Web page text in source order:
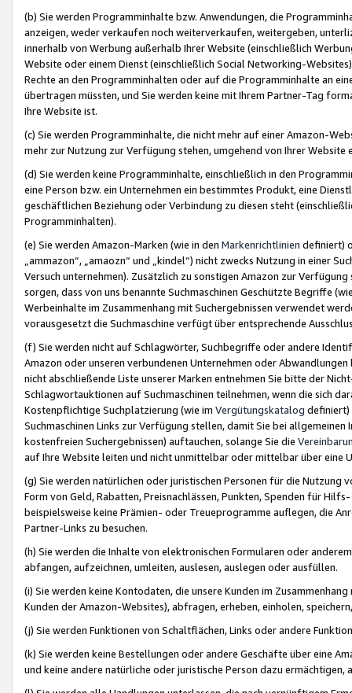
(b) Sie werden Programminhalte bzw. Anwendungen, die
anzeigen, weder verkaufen noch weiterverkaufen, weitergeben,
innerhalb von Werbung außerhalb Ihrer Website (einschließlich
Website oder einem Dienst (einschließlich Social Networking-
Rechte an den Programminhalten oder auf die Programminhalte an
übertragen müssten, und Sie werden keine mit Ihrem Partner-Tag
Ihre Website ist.
(c) Sie werden Programminhalte, die nicht mehr auf einer Amazon-
mehr zur Nutzung zur Verfügung stehen, umgehend von Ihrer
(d) Sie werden keine Programminhalte, einschließlich in den
eine Person bzw. ein Unternehmen ein bestimmtes Produkt, eine
geschäftlichen Beziehung oder Verbindung zu diesen steht
Programminhalten).
(e) Sie werden Amazon-Marken (wie in den Markenrichtlinien definiert)
„ammazon“, „amaozn“ und „kindel“) nicht zwecks Nutzung in einer
Versuch unternehmen). Zusätzlich zu sonstigen Amazon zur
sorgen, dass von uns benannte Suchmaschinen Geschützte Begriffe
Werbeinhalte im Zusammenhang mit Suchergebnissen verwendet
vorausgesetzt die Suchmaschine verfügt über entsprechende
(f) Sie werden nicht auf Schlagwörter, Suchbegriffe oder andere
Amazon oder unseren verbundenen Unternehmen oder
nicht abschließende Liste unserer Marken entnehmen Sie bitte der
Schlagwortauktionen auf Suchmaschinen teilnehmen, wenn die sich
Kostenpflichtige Suchplatzierung (wie im Vergütungskatalog definiert)
Suchmaschinen Links zur Verfügung stellen, damit Sie bei
kostenfreien Suchergebnissen) auftauchen, solange Sie die
auf Ihre Website leiten und nicht unmittelbar oder mittelbar über eine
(g) Sie werden natürlichen oder juristischen Personen für die Nutzung
Form von Geld, Rabatten, Preisnachlässen, Punkten, Spenden für
beispielsweise keine Prämien- oder Treueprogramme auflegen, die
Partner-Links zu besuchen.
(h) Sie werden die Inhalte von elektronischen Formularen oder
abfangen, aufzeichnen, umleiten, auslesen, auslegen oder ausfüllen.
(i) Sie werden keine Kontodaten, die unsere Kunden im
Kunden der Amazon-Websites), abfragen, erheben, einholen,
(j) Sie werden Funktionen von Schaltflächen, Links oder andere
(k) Sie werden keine Bestellungen oder andere Geschäfte über eine
und keine andere natürliche oder juristische Person dazu